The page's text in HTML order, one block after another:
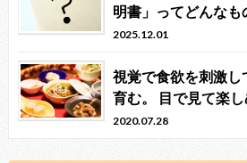
明書」ってどんなも
2025.12.01
視覚で食欲を刺激し
育む。 目で見て楽し
2020.07.28